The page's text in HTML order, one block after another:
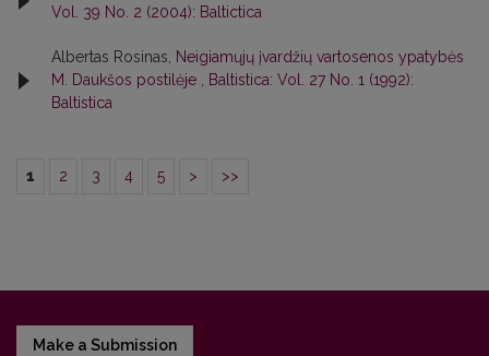
Vol. 39 No. 2 (2004): Baltictica
Albertas Rosinas,
Neigiamųjų įvardžių vartosenos ypatybės
M. Daukšos postilėje
Baltistica: Vol. 27 No. 1 (1992):
Baltistica
1 2 3 4 5 > >>
Make a Submission